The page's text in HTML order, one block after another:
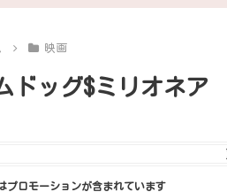
映画
ドッグ$ミリオネア
プロモーションが含まれています